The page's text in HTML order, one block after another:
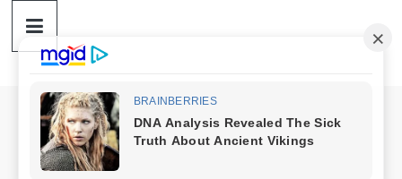
content
ดวง
ราศี
เงิน